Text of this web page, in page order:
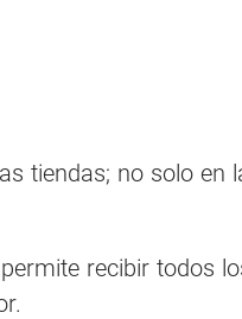
tiendas; no solo en
recibir todos